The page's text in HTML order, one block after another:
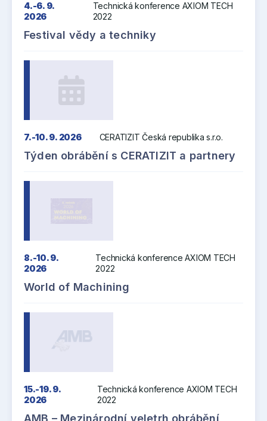
4.-6. 9.
2026
Technická konference AXIOM TECH
2022
Festival vědy a techniky
7.-10. 9. 2026 CERATIZIT Česká republika s.r.o.
Týden obrábění s CERATIZIT a partnery
8.-10. 9.
2026
Technická konference AXIOM TECH
2022
World of Machining
15.-19. 9.
2026
Technická konference AXIOM TECH
2022
AMB – Mezinárodní veletrh obrábění